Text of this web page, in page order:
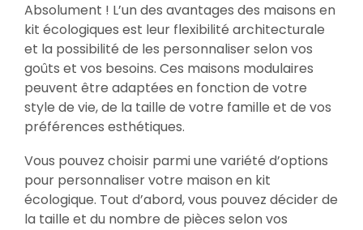
Absolument ! L’un des avantages des maisons en
kit écologiques est leur flexibilité architecturale
et la possibilité de les personnaliser selon vos
goûts et vos besoins. Ces maisons modulaires
peuvent être adaptées en fonction de votre
style de vie, de la taille de votre famille et de vos
préférences esthétiques.
Vous pouvez choisir parmi une variété d’options
pour personnaliser votre maison en kit
écologique. Tout d’abord, vous pouvez décider de
la taille et du nombre de pièces selon vos